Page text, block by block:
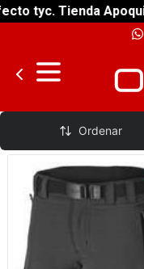
tyc. Tienda
Trekking Mujer
Ordenar